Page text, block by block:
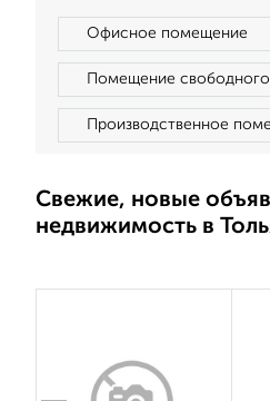
Офисное помещение
Помещение свободного
Производственное
Свежие, новые
недвижимость в